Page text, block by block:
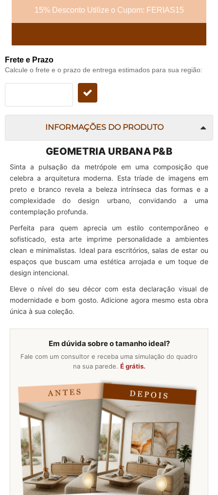
15% Desconto Utilize o Cupom: FERIAS15
Frete e Prazo
Calcule o frete e o prazo de entrega estimados para sua região:
INFORMAÇÕES DO PRODUTO
GEOMETRIA URBANA P&B
Sinta a pulsação da metrópole em uma composição que
celebra a arquitetura moderna. Esta tríade de imagens em
preto e branco revela a beleza intrínseca das formas e a
complexidade do design urbano, convidando a uma
contemplação profunda.
Perfeita para quem aprecia um estilo contemporâneo e
sofisticado, esta arte imprime personalidade a ambientes
clean e minimalistas. Ideal para escritórios, salas de estar ou
espaços que buscam uma estética arrojada e um toque de
design intencional.
Eleve o nível do seu décor com esta declaração visual de
modernidade e bom gosto. Adicione agora mesmo esta obra
única à sua coleção.
Em dúvida sobre o tamanho ideal?
Fale com um consultor e receba uma simulação do quadro
na sua parede. É grátis.